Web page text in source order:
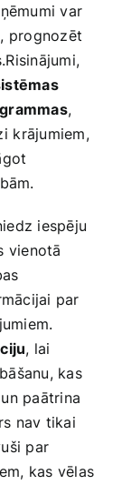
var
prognozēt
,
⁤krājumiem,
iespēju
vienotā
par
, lai
kas
paātrina
nav tikai
par
kas​ vēlas